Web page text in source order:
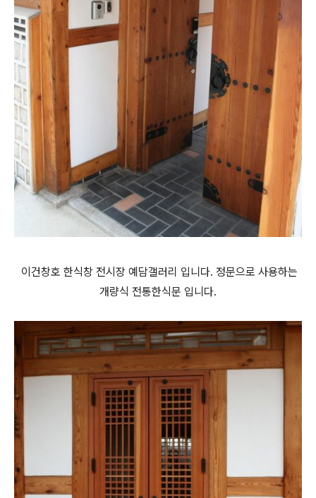
이건창호 한식창 전시장 예담갤러리 입니다. 정문으로 사용하는
개량식 전통한식문 입니다.